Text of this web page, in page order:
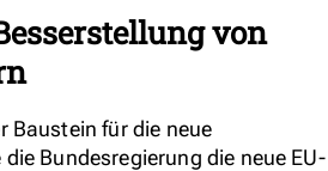
von
Baustein für die neue
Bundesregierung die neue EU-